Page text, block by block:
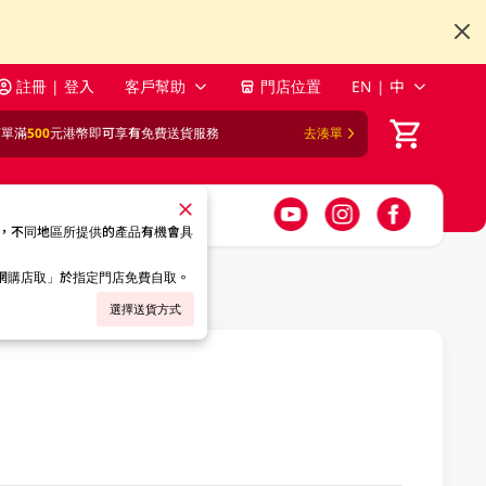
註冊 | 登入 客戶幫助 門店位置 EN | 中
滿500元港幣即可享有免費送貨服務 去湊單
不同地區所提供的產品有機會具
店取」於指定門店免費自取。
選擇送貨方式